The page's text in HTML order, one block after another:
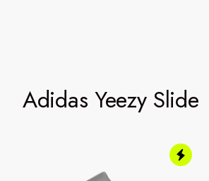
Adidas Yeezy Slide